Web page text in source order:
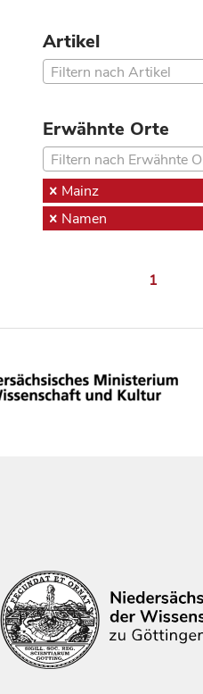
Artikel
Filtern nach Artikel
Erwähnte Orte
Filtern nach Erwähnte
Mainz
Namen
1